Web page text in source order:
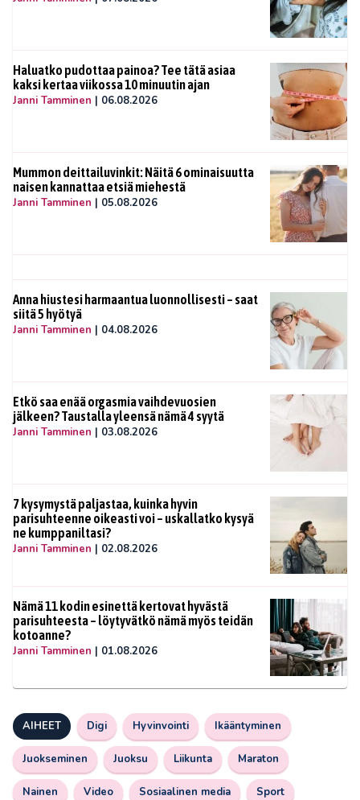
Haluatko pudottaa painoa? Tee tätä asiaa
kaksi kertaa viikossa 10 minuutin ajan
Janni Tamminen | 06.08.2026
Mummon deittailuvinkit: Näitä 6 ominaisuutta
naisen kannattaa etsiä miehestä
Janni Tamminen | 05.08.2026
Anna hiustesi harmaantua luonnollisesti – saat
siitä 5 hyötyä
Janni Tamminen | 04.08.2026
Etkö saa enää orgasmia vaihdevuosien
jälkeen? Taustalla yleensä nämä 4 syytä
Janni Tamminen | 03.08.2026
7 kysymystä paljastaa, kuinka hyvin
parisuhteenne oikeasti voi – uskallatko kysyä
ne kumppaniltasi?
Janni Tamminen | 02.08.2026
Nämä 11 kodin esinettä kertovat hyvästä
parisuhteesta – löytyvätkö nämä myös teidän
kotoanne?
Janni Tamminen | 01.08.2026
AIHEET Digi Hyvinvointi Ikääntyminen
Juokseminen Juoksu Liikunta Maraton
Nainen Video Sosiaalinen media Sport